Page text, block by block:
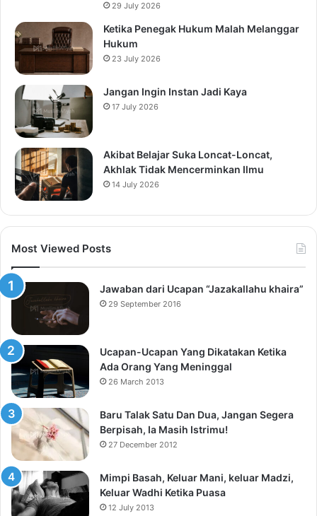
29 July 2026
Ketika Penegak Hukum Malah Melanggar
Hukum
23 July 2026
Jangan Ingin Instan Jadi Kaya
17 July 2026
Akibat Belajar Suka Loncat-Loncat,
Akhlak Tidak Mencerminkan Ilmu
14 July 2026
Most Viewed Posts
Jawaban dari Ucapan “Jazakallahu khaira”
29 September 2016
Ucapan-Ucapan Yang Dikatakan Ketika
Ada Orang Yang Meninggal
26 March 2013
Baru Talak Satu Dan Dua, Jangan Segera
Berpisah, Ia Masih Istrimu!
27 December 2012
Mimpi Basah, Keluar Mani, keluar Madzi,
Keluar Wadhi Ketika Puasa
12 July 2013